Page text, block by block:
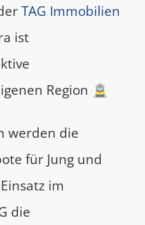
TAG Immobilien
ist
Region 🚊
werden die
für Jung und
im
die